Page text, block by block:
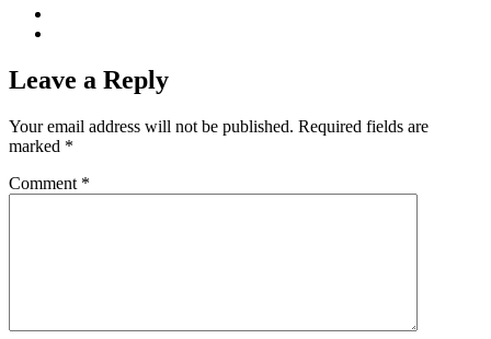
Leave a Reply
Your email address will not be published. Required fields are
marked *
Comment *